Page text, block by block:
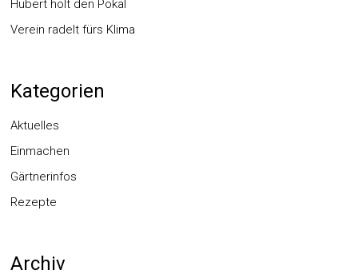
Hubert holt den Pokal
Verein radelt fürs Klima
Kategorien
Aktuelles
Einmachen
Gärtnerinfos
Rezepte
Archiv